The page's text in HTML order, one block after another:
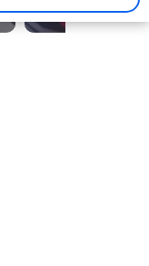
chạy quanh thật
rộn nhưng vẫn còn